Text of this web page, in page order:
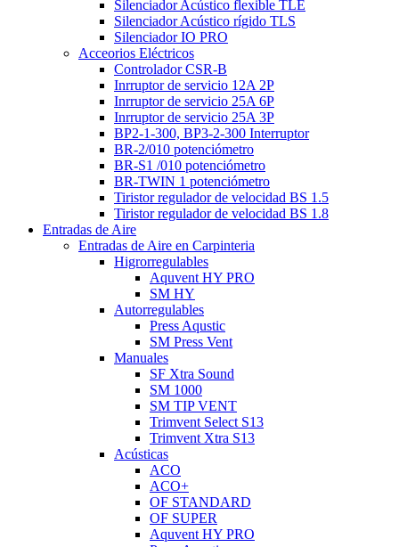
Silenciador Acústico flexible TLE
Silenciador Acústico rígido TLS
Silenciador IO PRO
Acceorios Eléctricos
Controlador CSR-B
Inrruptor de servicio 12A 2P
Inrruptor de servicio 25A 6P
Inrruptor de servicio 25A 3P
BP2-1-300, BP3-2-300 Interruptor
BR-2/010 potenciómetro
BR-S1 /010 potenciómetro
BR-TWIN 1 potenciómetro
Tiristor regulador de velocidad BS 1.5
Tiristor regulador de velocidad BS 1.8
Entradas de Aire
Entradas de Aire en Carpinteria
Higrorregulables
Aquvent HY PRO
SM HY
Autorregulables
Press Aqustic
SM Press Vent
Manuales
SF Xtra Sound
SM 1000
SM TIP VENT
Trimvent Select S13
Trimvent Xtra S13
Acústicas
ACO
ACO+
OF STANDARD
OF SUPER
Aquvent HY PRO